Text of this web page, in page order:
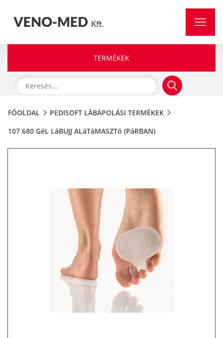
TERMÉKEK
FŐOLDAL
PEDISOFT LÁBÁPOLÁSI TERMÉKEK
107 680 GéL LáBUJJ ALáTáMASZTó (PáRBAN)